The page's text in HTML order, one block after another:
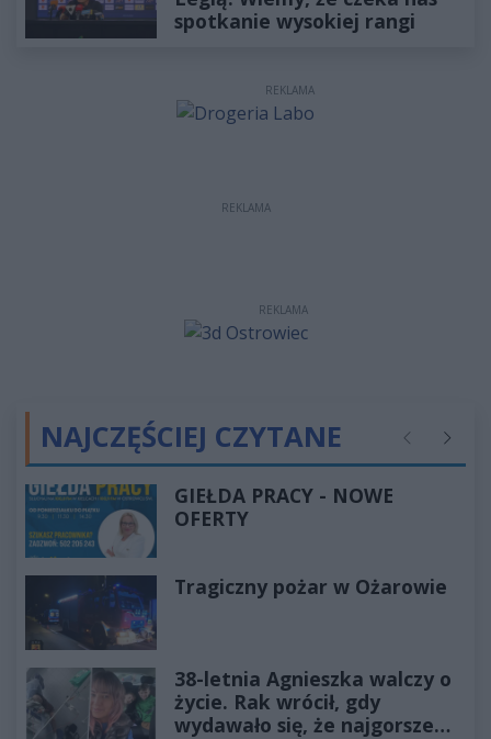
spotkanie wysokiej rangi
REKLAMA
REKLAMA
REKLAMA
NAJCZĘŚCIEJ CZYTANE Poprzednie
GIEŁDA PRACY - NOWE
OFERTY
Tragiczny pożar w Ożarowie
38-letnia Agnieszka walczy o
życie. Rak wrócił, gdy
wydawało się, że najgorsze